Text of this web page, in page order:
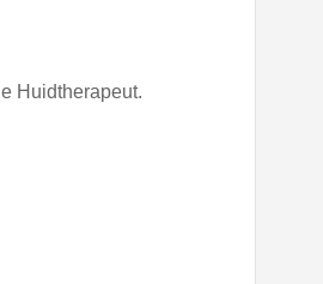
Huidtherapeut.